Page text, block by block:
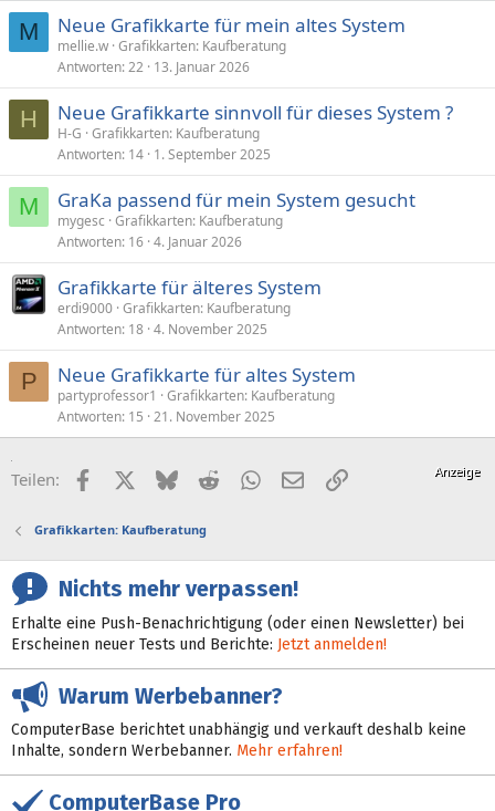
M Neue Grafikkarte für mein altes System
mellie.w Grafikkarten: Kaufberatung
Antworten 22 13. Januar 2026
H Neue Grafikkarte sinnvoll für dieses System ?
H-G Grafikkarten: Kaufberatung
Antworten 14 1. September 2025
M GraKa passend für mein System gesucht
mygesc Grafikkarten: Kaufberatung
Antworten 16 4. Januar 2026
Grafikkarte für älteres System
erdi9000 Grafikkarten: Kaufberatung
Antworten 18 4. November 2025
P Neue Grafikkarte für altes System
partyprofessor1
Grafikkarten: Kaufberatung
Antworten 15 21. November 2025
Teilen: FacebookX (Twitter)
BlueskyRedditWhatsApp
E-MailLink
Grafikkarten: Kaufberatung
Nichts mehr verpassen!
Erhalte eine Push-Benachrichtigung (oder einen Newsletter) bei
Erscheinen neuer Tests und Berichte: Jetzt anmelden!
Warum Werbebanner?
ComputerBase berichtet unabhängig und verkauft deshalb keine
Inhalte, sondern Werbebanner. Mehr erfahren!
ComputerBase Pro